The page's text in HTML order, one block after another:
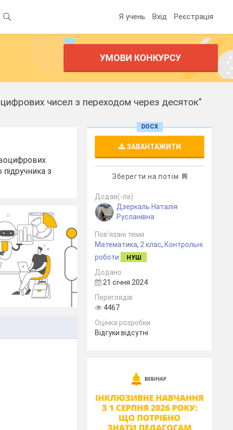
Я учень Вхід Реєстрація
УМОВИ КОНКУРСУ
чисел з переходом через десяток"
з
DOCX
ЗАВАНТАЖИТИ
Зберегти на потім
Додав(-ла)
Дзеркаль Наталія
Русланівна
Пов’язані теми
Математика, 2 клас, Контрольні
роботи
НУШ
Додано
21 січня 2024
Переглядів
4467
Оцінка розробки
Відгуки відсутні